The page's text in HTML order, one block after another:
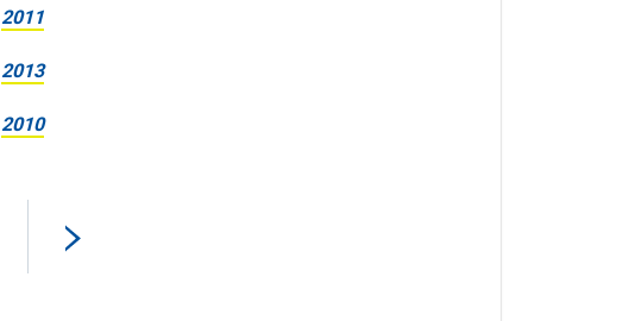
2011
2013
2010